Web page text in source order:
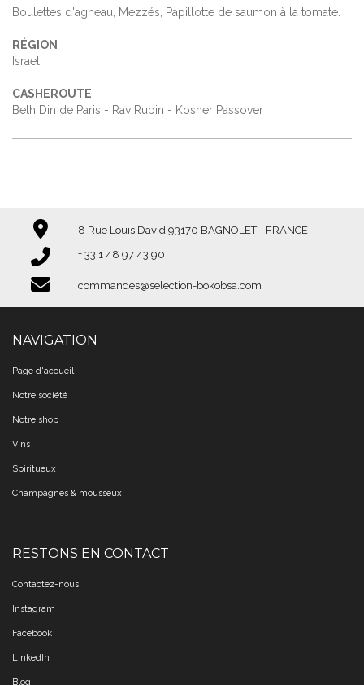
Boulettes d'agneau, Mezzés, Papillotte de saumon à la tomate.
RÉGION
Israel
CASHEROUTE
Beth Din de Paris - Rav Rubin - Kosher Passover
8 Rue Louis David 93170 BAGNOLET - FRANCE
+ 33 1 48 97 43 90​​​​​​​
commandes@selection-bokobsa.com
NAVIGATION
Page d'accueil
Notre société
Notre shop
Vins
Spiritueux
Champagnes & mousseux
RESTONS EN CONTACT
Contactez-nous
Instagram
Facebook
LinkedIn
Blog